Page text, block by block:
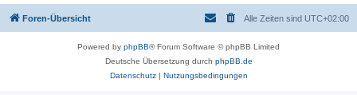
Foren-Übersicht Alle Zeiten sind UTC+02:00
Powered by phpBB® Forum Software © phpBB Limited
Deutsche Übersetzung durch phpBB.de
Datenschutz| Nutzungsbedingungen